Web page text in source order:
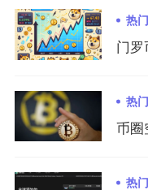
热门
热门
热门